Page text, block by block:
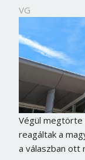
VG
Végül megtörte
reagáltak a
a válaszban ott